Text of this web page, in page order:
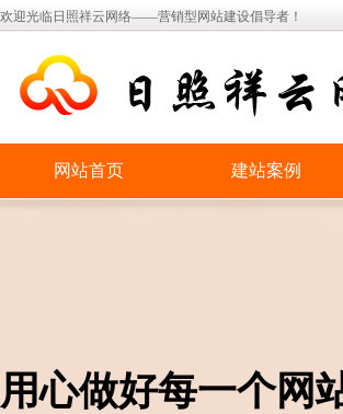
欢迎光临日照祥云网络——营销型网站建设倡导者！
网站首页 建站案例
用心做好每一个网